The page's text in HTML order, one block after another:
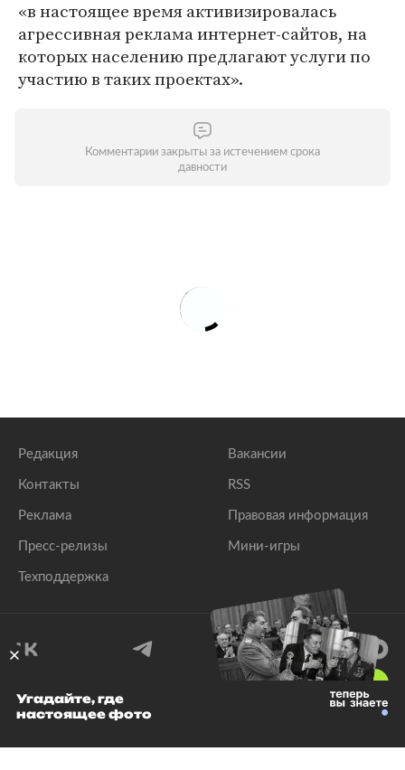
«в настоящее время активизировалась
агрессивная реклама интернет-сайтов, на
которых населению предлагают услуги по
участию в таких проектах».
Комментарии закрыты за истечением срока
давности
Редакция
Контакты
Реклама
Пресс-релизы
Техподдержка
Вакансии
RSS
Правовая информация
Мини-игры
© 1999–2026 Все права защищены.
Угадайте, где
настоящее фото